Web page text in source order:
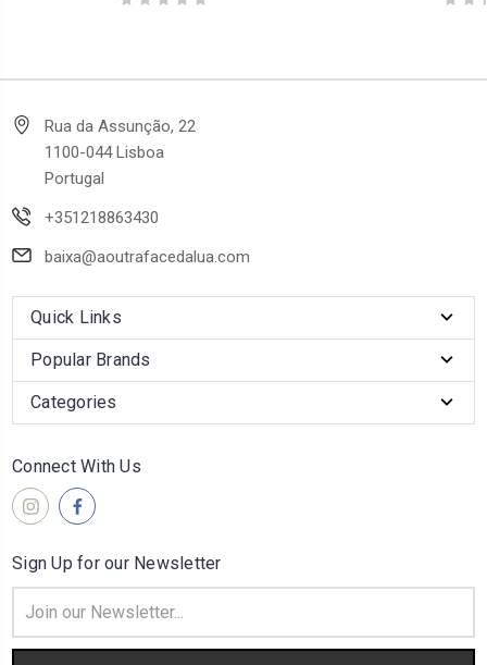
Rua da Assunção, 22
1100-044 Lisboa
Portugal
+351218863430
baixa@aoutrafacedalua.com
Quick Links
Popular Brands
Categories
Connect With Us
Sign Up for our Newsletter
Address